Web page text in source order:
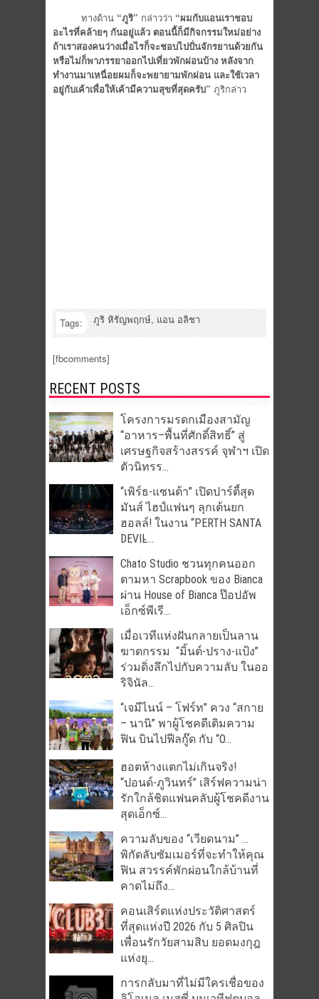
ทางด้าน “ภูริ” กล่าวว่า “ผมกับแอนเราชอบ
อะไรที่คล้ายๆ กันอยู่แล้ว ตอนนี้ก็มีกิจกรรมใหม่อย่าง
ถ้าเราสองคนว่างเมื่อไรก็จะชอบไปปั่นจักรยานด้วยกัน
หรือไม่ก็พาภรรยาออกไปเที่ยวพักผ่อนบ้าง หลังจาก
ทำงานมาเหนื่อยผมก็จะพยายามพักผ่อน และใช้เวลา
อยู่กับเค้าเพื่อให้เค้ามีความสุขที่สุดครับ” ภูริกล่าว
Tags: ภูริ หิรัญพฤกษ์, แอน อลิชา
[fbcomments]
RECENT POSTS
โครงการมรดกเมืองสามัญ
“อาหาร–พื้นที่ศักดิ์สิทธิ์” สู่
เศรษฐกิจสร้างสรรค์ จุฬาฯ เปิด
ตัวนิทรร...
“เพิร์ธ-แซนต้า” เปิดปาร์ตี้สุด
มันส์ ไฮป์แฟนๆ ลุกเต้นยก
ฮอลล์! ในงาน “PERTH SANTA
DEVIL̵...
Chato Studio ชวนทุกคนออก
ตามหา Scrapbook ของ Bianca
ผ่าน House of Bianca ป๊อปอัพ
เอ็กซ์พีเรี...
เมื่อเวทีแห่งฝันกลายเป็นลาน
ฆาตกรรม “มิ้นต์-ปราง-แป้ง”
ร่วมดิ่งลึกไปกับความลับ ในออ
ริจินัล...
“เจมีไนน์ – โฟร์ท” ควง “สกาย
– นานิ” พาผู้โชคดีเติมความ
ฟิน บินไปฟีลกู๊ด กับ “O...
ฮอตห้างแตกไม่เกินจริง!
“ปอนด์-ภูวินทร์” เสิร์ฟความน่า
รักใกล้ชิดแฟนคลับผู้โชคดีงาน
สุดเอ็กซ์...
ความลับของ “เวียดนาม” …
พิกัดลับซัมเมอร์ที่จะทำให้คุณ
ฟิน สวรรค์พักผ่อนใกล้บ้านที่
คาดไม่ถึง...
คอนเสิร์ตแห่งประวัติศาสตร์
ที่สุดแห่งปี 2026 กับ 5 ศิลปิน
เพื่อนรักวัยสามสิบ ยอดมงกุฎ
แห่งยุ...
การกลับมาที่ไม่มีใครเชื่อของ